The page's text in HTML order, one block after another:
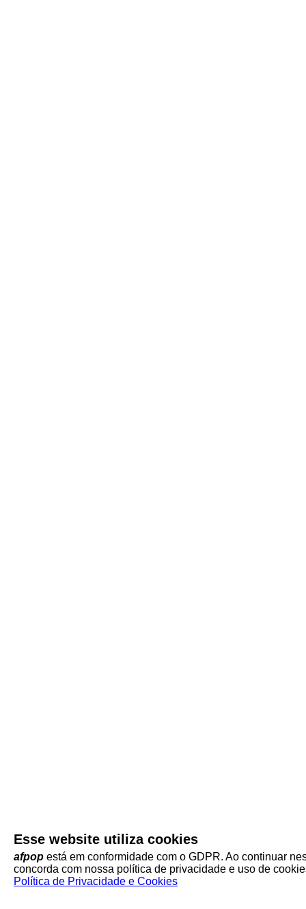
Esse website utiliza cookies
afpop está em conformidade com o GDPR. Ao continuar
concorda com nossa política de privacidade e uso de
Política de Privacidade e Cookies